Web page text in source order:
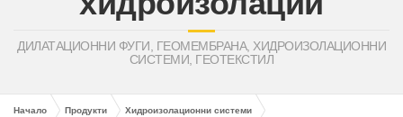
ДИЛАТАЦИОННИ ФУГИ, ГЕОМЕМБРАНА, ХИДРОИЗОЛАЦИОННИ
СИСТЕМИ, ГЕОТЕКСТИЛ
Начало Продукти Хидроизолационни системи